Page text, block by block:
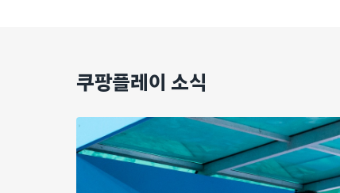
쿠팡플레이 소식